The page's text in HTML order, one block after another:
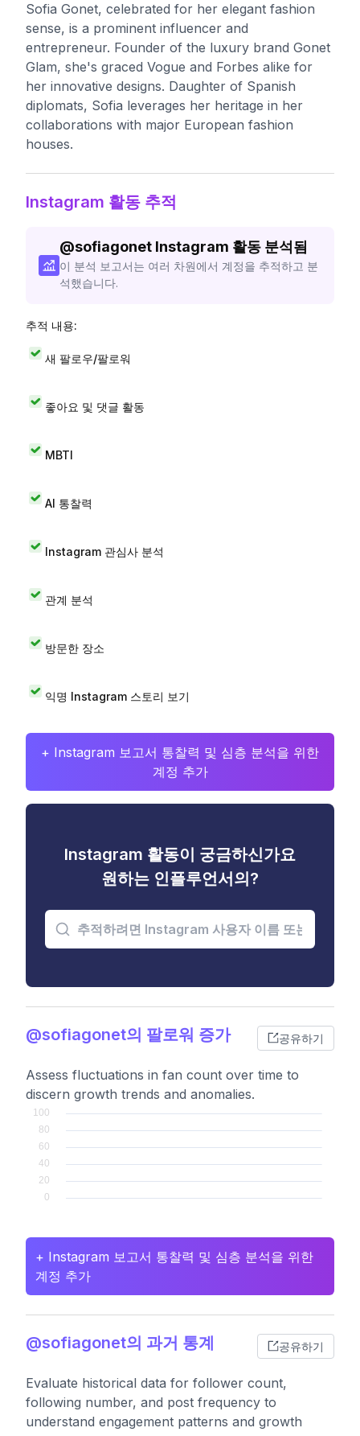
Sofia Gonet, celebrated for her elegant fashion
sense, is a prominent influencer and
entrepreneur. Founder of the luxury brand Gonet
Glam, she's graced Vogue and Forbes alike for
her innovative designs. Daughter of Spanish
diplomats, Sofia leverages her heritage in her
collaborations with major European fashion
houses.
Instagram 활동 추적
@sofiagonet Instagram 활동 분석됨
이 분석 보고서는 여러 차원에서 계정을 추적하고 분
석했습니다.
추적 내용:
새 팔로우/팔로워
좋아요 및 댓글 활동
MBTI
AI 통찰력
Instagram 관심사 분석
관계 분석
방문한 장소
익명 Instagram 스토리 보기
+ Instagram 보고서 통찰력 및 심층 분석을 위한
계정 추가
Instagram 활동이 궁금하신가요
원하는 인플루언서의?
@sofiagonet의 팔로워 증가 공유하기
Assess fluctuations in fan count over time to
discern growth trends and anomalies.
+ Instagram 보고서 통찰력 및 심층 분석을 위한
계정 추가
@sofiagonet의 과거 통계 공유하기
Evaluate historical data for follower count,
following number, and post frequency to
understand engagement patterns and growth